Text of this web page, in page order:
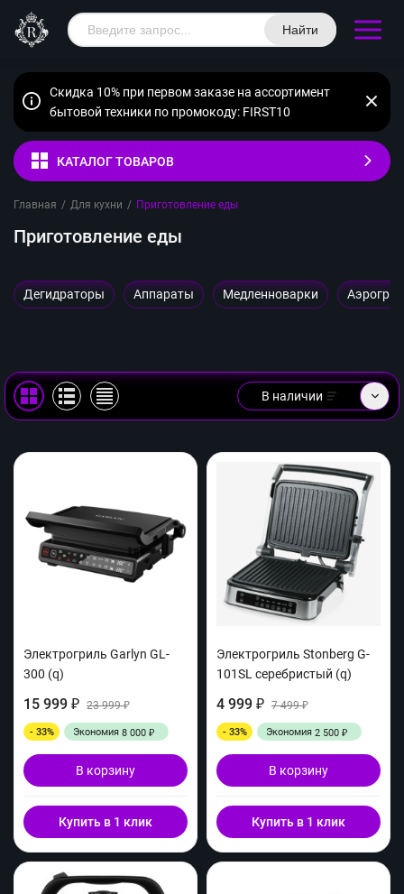
Найти
Скидка 10% при первом заказе на ассортимент
бытовой техники по промокоду: FIRST10
КАТАЛОГ ТОВАРОВ
Главная / Для кухни / Приготовление еды
Приготовление еды
Дегидраторы Аппараты Медленноварки
В наличии
Электрогриль Garlyn GL-
300 (q)
15 999 ₽ 23 999₽
- 33% Экономия 8 000 ₽
В корзину
Купить в 1 клик
Электрогриль Stonberg G-
101SL серебристый (q)
4 999 ₽ 7 499₽
- 33% Экономия 2 500 ₽
В корзину
Купить в 1 клик